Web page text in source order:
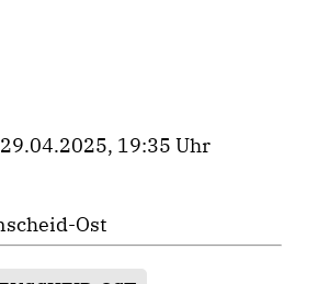
19:35 Uhr
Ost